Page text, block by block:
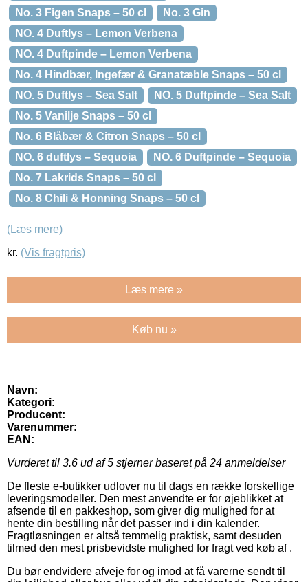
No. 3 Figen Snaps – 50 cl
No. 3 Gin
NO. 4 Duftlys – Lemon Verbena
NO. 4 Duftpinde – Lemon Verbena
No. 4 Hindbær, Ingefær & Granatæble Snaps – 50 cl
NO. 5 Duftlys – Sea Salt
NO. 5 Duftpinde – Sea Salt
No. 5 Vanilje Snaps – 50 cl
No. 6 Blåbær & Citron Snaps – 50 cl
NO. 6 duftlys – Sequoia
NO. 6 Duftpinde – Sequoia
No. 7 Lakrids Snaps – 50 cl
No. 8 Chili & Honning Snaps – 50 cl
(Læs mere)
kr. (Vis fragtpris)
Læs mere »
Køb nu »
Navn:
Kategori:
Producent:
Varenummer:
EAN:
Vurderet til 3.6 ud af 5 stjerner baseret på 24 anmeldelser
De fleste e-butikker udlover nu til dags en række forskellige
leveringsmodeller. Den mest anvendte er for øjeblikket at
afsende til en pakkeshop, som giver dig mulighed for at
hente din bestilling når det passer ind i din kalender.
Fragtløsningen er altså temmelig praktisk, samt desuden
tilmed den mest prisbevidste mulighed for fragt ved køb af .
Du bør endvidere afveje for og imod at få varerne sendt til